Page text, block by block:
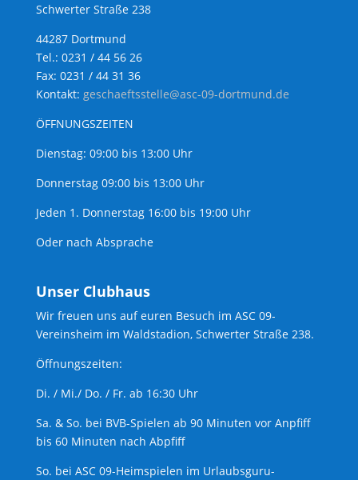
Schwerter Straße 238
44287 Dortmund
Tel.: 0231 / 44 56 26
Fax: 0231 / 44 31 36
Kontakt: geschaeftsstelle@asc-09-dortmund.de
ÖFFNUNGSZEITEN
Dienstag: 09:00 bis 13:00 Uhr
Donnerstag 09:00 bis 13:00 Uhr
Jeden 1. Donnerstag 16:00 bis 19:00 Uhr
Oder nach Absprache
Unser Clubhaus
Wir freuen uns auf euren Besuch im ASC 09-
Vereinsheim im Waldstadion, Schwerter Straße 238.
Öffnungszeiten:
Di. / Mi./ Do. / Fr. ab 16:30 Uhr
Sa. & So. bei BVB-Spielen ab 90 Minuten vor Anpfiff
bis 60 Minuten nach Abpfiff
So. bei ASC 09-Heimspielen im Urlaubsguru-